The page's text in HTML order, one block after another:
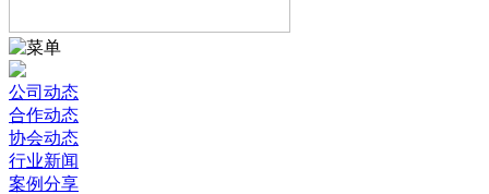
公司动态
合作动态
协会动态
行业新闻
案例分享